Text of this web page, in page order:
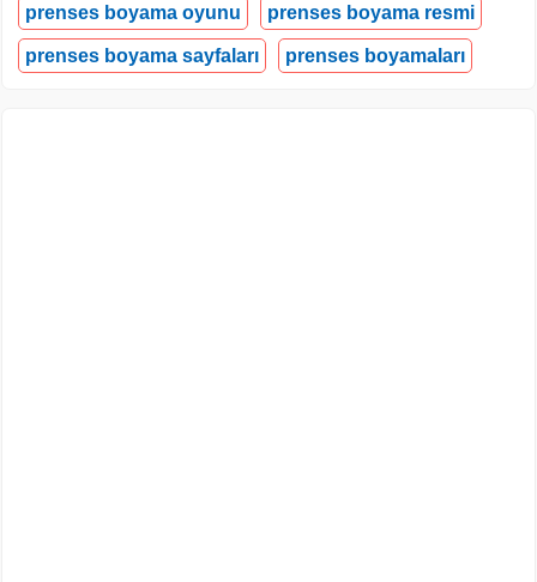
prenses boyama oyunu prenses boyama resmi
prenses boyama sayfaları prenses boyamaları